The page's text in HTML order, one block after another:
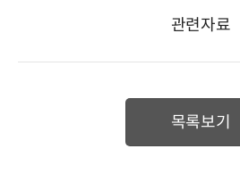
관련자료
목록보기